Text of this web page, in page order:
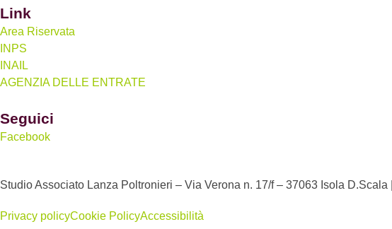
Link
Area Riservata
INPS
INAIL
AGENZIA DELLE ENTRATE
Seguici
Facebook
Studio Associato Lanza Poltronieri – Via Verona n. 17/f – 37063 Isola
Privacy policyCookie PolicyAccessibilità